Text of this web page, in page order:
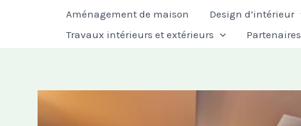
Aménagement de maison Design d’intérieur
Travaux intérieurs et extérieurs
Partenaires